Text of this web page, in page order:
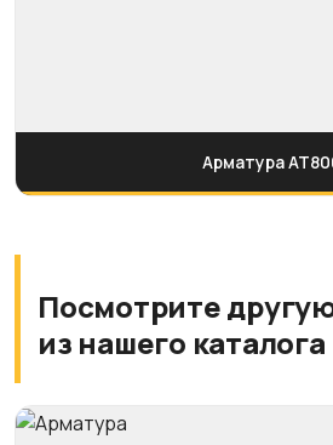
Арматура
Посмотрите
из нашего каталога